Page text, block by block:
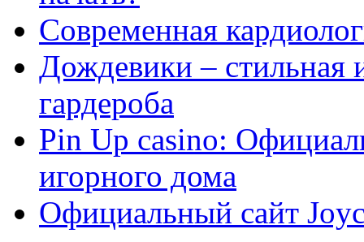
Современная
Дождевики – стильная
гардероба
Pin Up casino:
игорного дома
Официальный сайт